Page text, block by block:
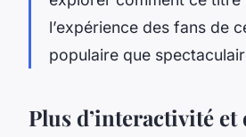
l’expérience des fans de
populaire que
Plus d’interactivité et